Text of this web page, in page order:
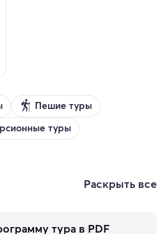
Пешие туры
туры
Раскрыть все
тура в PDF